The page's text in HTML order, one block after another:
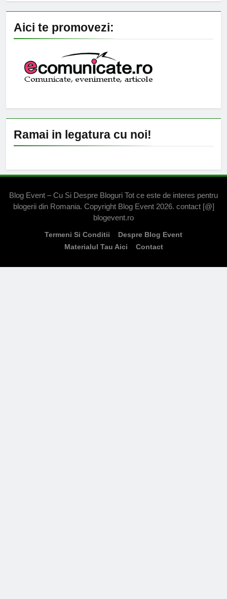
Aici te promovezi:
Ramai in legatura cu noi!
Blog Event – Cu Si Despre Bloguri Tot ce este de interes pentru
blogerii din Romania. Copyright Blog Event 2026. contact [@]
blogevent.ro
Termeni Si Conditii
Despre Blog Event
Materialul Tau Aici
Contact